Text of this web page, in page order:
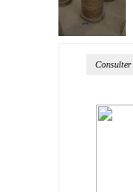
Consulter